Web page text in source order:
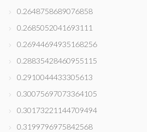
0.2648758689076858
0.2685052041693111
0.26944694935168256
0.28835428460955115
0.2910044433305613
0.30075697073364105
0.30173221144709494
0.3199796975842568